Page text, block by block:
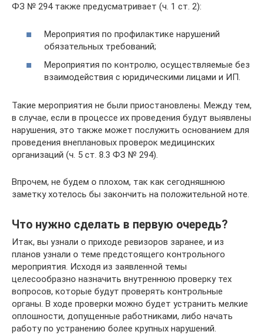
ФЗ № 294 также предусматривает (ч. 1 ст. 2):
Мероприятия по профилактике нарушений
обязательных требований;
Мероприятия по контролю, осуществляемые без
взаимодействия с юридическими лицами и ИП.
Такие мероприятия не были приостановлены. Между тем,
в случае, если в процессе их проведения будут выявлены
нарушения, это также может послужить основанием для
проведения внеплановых проверок медицинских
организаций (ч. 5 ст. 8.3 ФЗ № 294).
Впрочем, не будем о плохом, так как сегодняшнюю
заметку хотелось бы закончить на положительной ноте.
Что нужно сделать в первую очередь?
Итак, вы узнали о приходе ревизоров заранее, и из
планов узнали о теме предстоящего контрольного
мероприятия. Исходя из заявленной темы
целесообразно назначить внутреннюю проверку тех
вопросов, которые будут проверять контрольные
органы. В ходе проверки можно будет устранить мелкие
оплошности, допущенные работниками, либо начать
работу по устранению более крупных нарушений.